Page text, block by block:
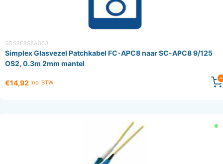
SOS2F8S8A003
Simplex Glasvezel Patchkabel FC-APC8 naar SC-APC8 9/125
OS2, 0.3m 2mm mantel
€14,92 Incl BTW